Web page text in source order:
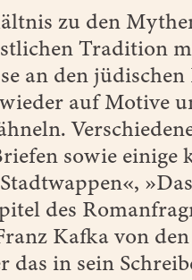
zu den
Tradition
an den
auf Motive
sowie einige
des
Kafka von
das in sein